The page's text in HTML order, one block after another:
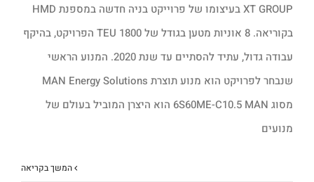
XT GROUP בעיצומו של פרוייקט בניה חדשה במספנת HMD
בקוריאה. 8 אוניות מטען בגודל של 1800 TEU הפרויקט, בהיקף
עבודה גדול, עתיד להסתיים עד שנת 2020. המנוע הראשי
שנבחר לפרויקט הוא מנוע תוצרת MAN Energy Solutions
מסוג 6S60ME-C10.5 MAN הוא היצרן המוביל בעולם של
מנועים
המשך בקריאה